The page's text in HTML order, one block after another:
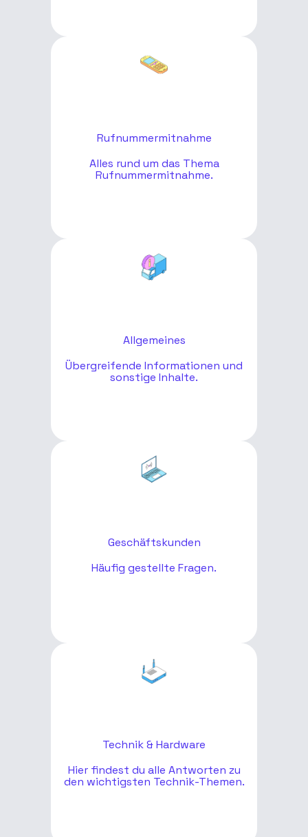
Rufnummermitnahme
Alles rund um das Thema
Rufnummermitnahme.
Allgemeines
Übergreifende Informationen und
sonstige Inhalte.
Geschäftskunden
Häufig gestellte Fragen.
Technik & Hardware
Hier findest du alle Antworten zu
den wichtigsten Technik-Themen.